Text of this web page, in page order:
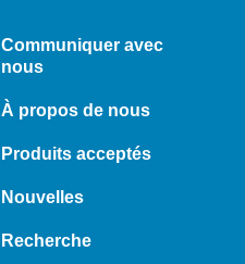
Communiquer avec
nous
À propos de nous
Produits acceptés
Nouvelles
Recherche